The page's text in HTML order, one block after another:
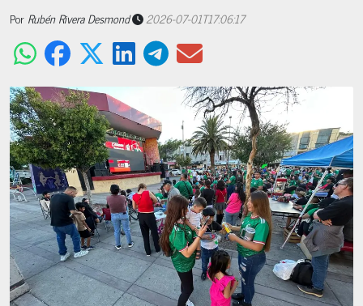
Por Rubén Rivera Desmond 2026-07-01T17:06:17